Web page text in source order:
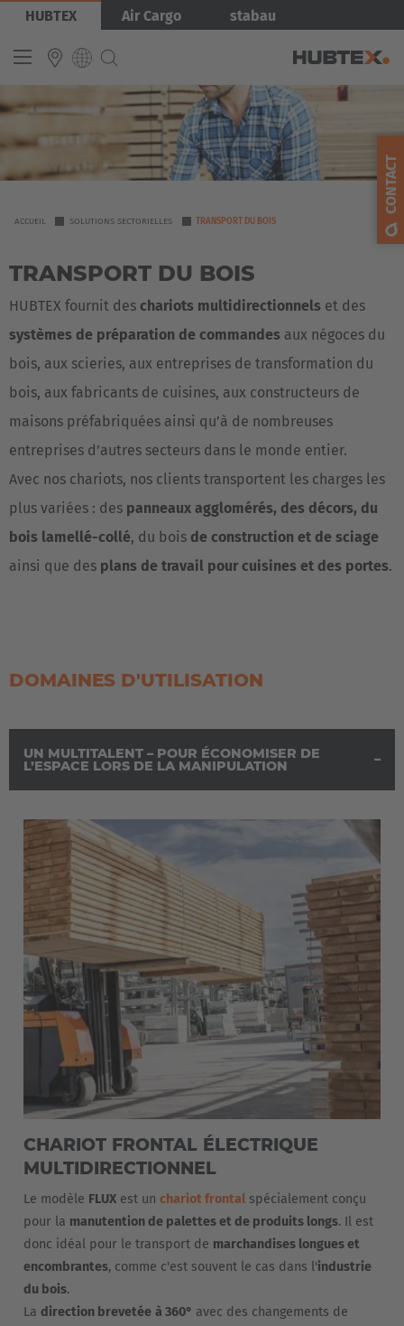
Aller
contenu
HUBTEX Air Cargo stabau
INTERNATIONAL
Español
Image
YOU
HERE
ACCUEIL SOLUTIONS SECTORIELLES TRANSPORT DU BOIS
TRANSPORT DU BOIS
HUBTEX fournit des chariots multidirectionnels et des
systèmes de préparation de commandes aux négoces du
bois, aux scieries, aux entreprises de transformation du
bois, aux fabricants de cuisines, aux constructeurs de
maisons préfabriquées ainsi qu’à de nombreuses
entreprises d’autres secteurs dans le monde entier.
Avec nos chariots, nos clients transportent les charges les
plus variées : des panneaux agglomérés, des décors, du
bois lamellé-collé, du bois de construction et de sciage
ainsi que des plans de travail pour cuisines et des portes.
DOMAINES D'UTILISATION
UN MULTITALENT – POUR ÉCONOMISER DE
L’ESPACE LORS DE LA MANIPULATION
CHARIOT FRONTAL ÉLECTRIQUE
MULTIDIRECTIONNEL
Le modèle FLUX est un chariot frontal spécialement conçu
pour la manutention de palettes et de produits longs. Il est
donc idéal pour le transport de marchandises longues et
encombrantes, comme c'est souvent le cas dans l'industrie
du bois.
La direction brevetée à 360° avec des changements de
CONTACT